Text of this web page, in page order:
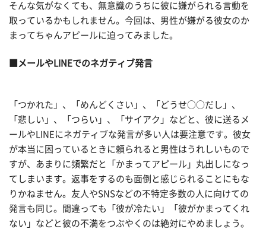
そんな気がなくても、無意識のうちに彼に嫌がられる言動を
取っているかもしれません。今回は、男性が嫌がる彼女のか
まってちゃんアピールに迫ってみました。
■メールやLINEでのネガティブ発言
「つかれた」、「めんどくさい」、「どうせ○○だし」、
「悲しい」、「つらい」、「サイアク」などと、彼に送るメ
ールやLINEにネガティブな発言が多い人は要注意です。彼女
が本当に困っているときに頼られると男性はうれしいもので
すが、あまりに頻繁だと「かまってアピール」丸出しになっ
てしまいます。返事をするのも面倒と感じられることにもな
りかねません。友人やSNSなどの不特定多数の人に向けての
発言も同じ。間違っても「彼が冷たい」「彼がかまってくれ
ない」などと彼の不満をつぶやくのは絶対にやめましょう。